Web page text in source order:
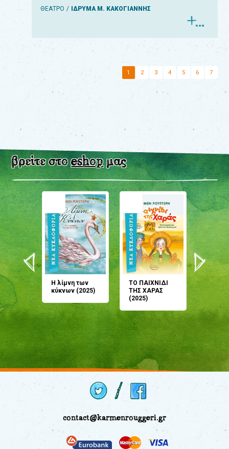
ΘΕΑΤΡΟ ΙΔΡΥΜΑ Μ. ΚΑΚΟΓΙΑΝΝΗΣ
1 2 3 4 5 6 7
βρείτε στοeshopμας
Η λίμνη των
κύκνων (2025)
ΤΟ ΠΑΙΧΝΙΔΙ
ΤΗΣ ΧΑΡΑΣ
(2025)
μου;
(2024)
contact@karmenrouggeri.gr